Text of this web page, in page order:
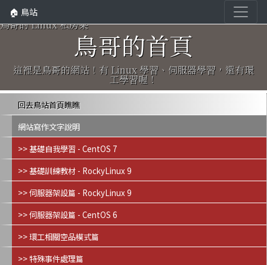
🏠 鳥站
鳥哥的 Linux 私房菜
鳥哥的首頁
這裡是鳥哥的網站！有 Linux 學習、伺服器學習，還有環
工學習喔！
回去鳥站首頁瞧瞧
網站寫作文字說明
>> 基礎自我學習 - CentOS 7
>> 基礎訓練教材 - RockyLinux 9
>> 伺服器架設篇 - RockyLinux 9
>> 伺服器架設篇 - CentOS 6
>> 環工相關空品模式篇
>> 特殊事件處理篇